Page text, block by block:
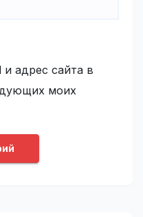
адрес сайта в
моих